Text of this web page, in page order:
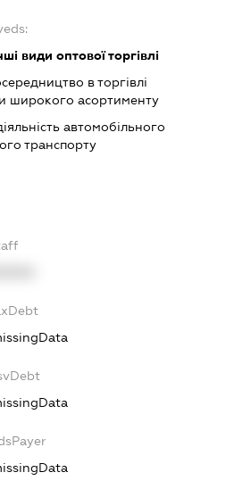
види оптової торгівлі
в торгівлі
широкого асортименту
автомобільного
транспорту